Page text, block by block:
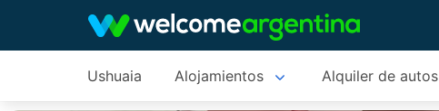
Ushuaia Alojamientos Alquiler de autos